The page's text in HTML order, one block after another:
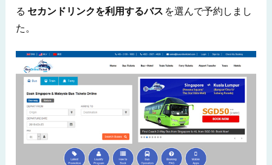
る セカンドリンクを利用するバス を選んで予約しまし
た。